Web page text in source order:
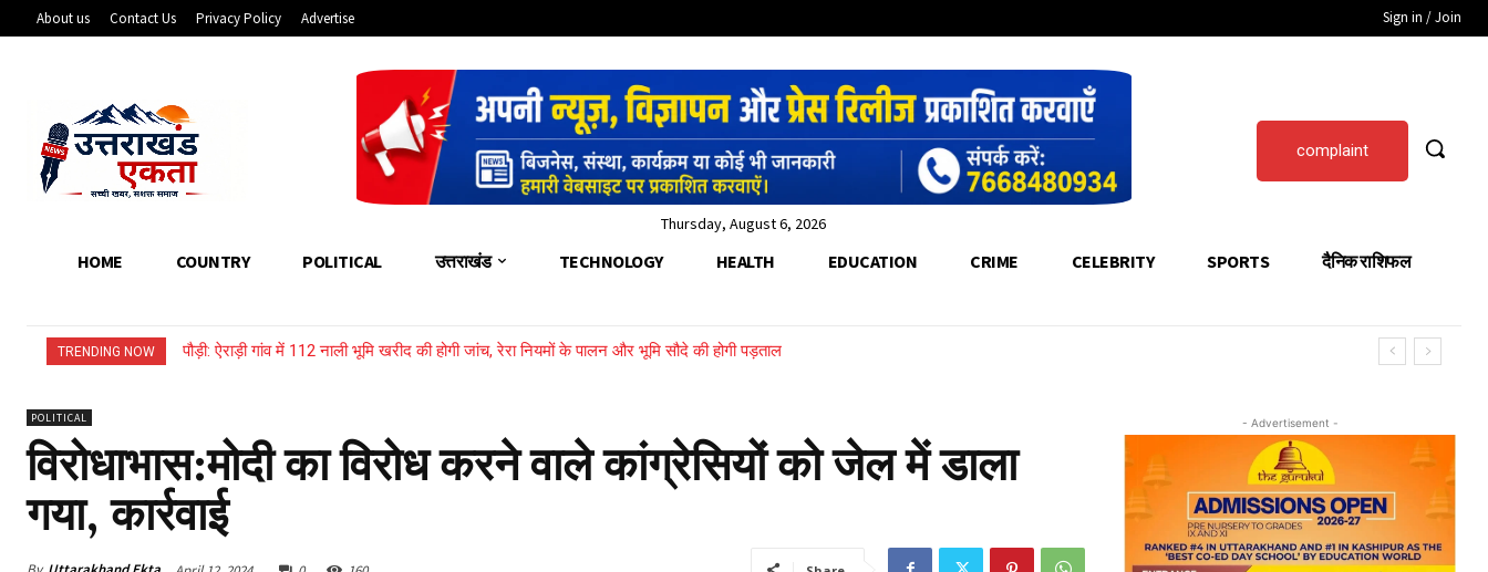
About us Contact Us Privacy Policy Advertise Sign in / Join
Thursday, August 6, 2026
complaint
HOME COUNTRY POLITICAL उत्तराखंड TECHNOLOGY HEALTH EDUCATION CRIME CELEBRITY SPORTS दैनिक राशिफल
TRENDING NOW पौड़ी: ऐराड़ी गांव में 112 नाली भूमि खरीद की होगी जांच, रेरा नियमों के पालन और भूमि सौदे की होगी पड़ताल
POLITICAL
विरोधाभास:मोदी का विरोध करने वाले कांग्रेसियों को जेल में डाला
गया, कार्रवाई
- Advertisement -